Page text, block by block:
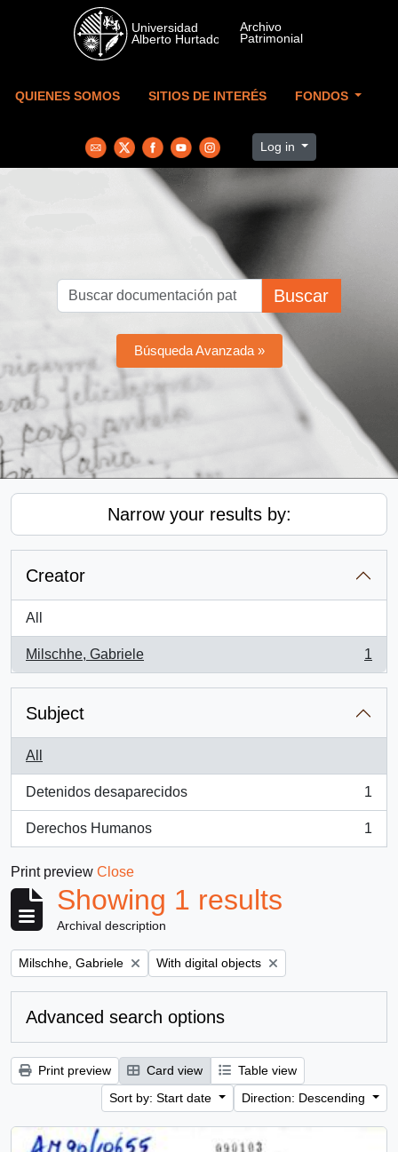
Skip to main content
QUIENES SOMOS SITIOS DE INTERÉS FONDOS
Log in
Buscar
Búsqueda Avanzada »
Narrow your results by:
Creator
All
Milschhe, Gabriele
, 1 results
1
Subject
All
Detenidos desaparecidos
, 1 results
1
Derechos Humanos
, 1 results
1
Print preview Close
Showing 1 results
Archival description
Remove filter:
Milschhe, Gabriele Remove filter:
With digital objects
Advanced search options
Print preview Card view
Table view
Sort by: Start date
Direction: Descending